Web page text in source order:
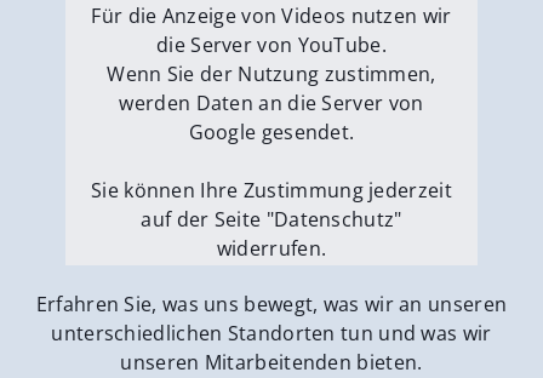
Externe Medien erlauben
Für die Anzeige von Videos nutzen wir
die Server von YouTube.
Wenn Sie der Nutzung zustimmen,
werden Daten an die Server von
Google gesendet.
Sie können Ihre Zustimmung jederzeit
auf der Seite "Datenschutz"
widerrufen.
Externe Medien erlauben
Erfahren Sie, was uns bewegt, was wir an unseren
unterschiedlichen Standorten tun und was wir
unseren Mitarbeitenden bieten.